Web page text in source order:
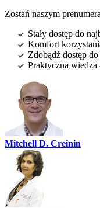
Zostań naszym
Stały dostęp do
Komfort
Zdobądź dostęp
Praktyczna
Mitchell D. Creinin